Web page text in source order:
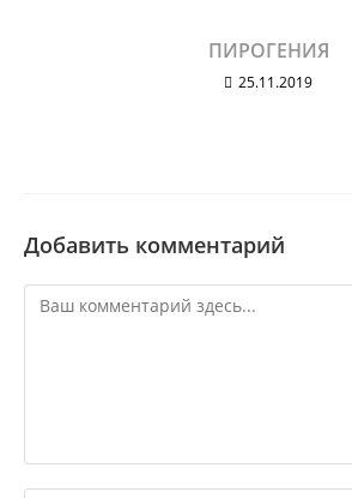
ПИРОГЕНИЯ
25.11.2019
Добавить комментарий
Комментарий